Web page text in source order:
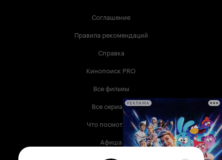
Соглашение
Правила рекомендаций
Справка
Кинопоиск PRO
Все фильмы
Все сериалы
Что посмотреть
Афиша
РЕКЛАМА